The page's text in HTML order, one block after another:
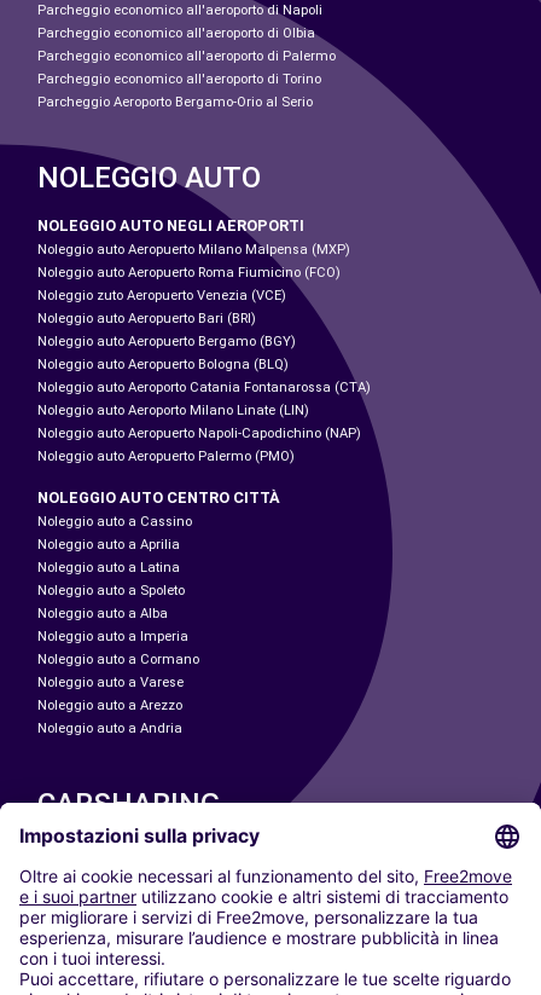
Parcheggio economico all'aeroporto di Napoli
Parcheggio economico all'aeroporto di Olbia
Parcheggio economico all'aeroporto di Palermo
Parcheggio economico all'aeroporto di Torino
Parcheggio Aeroporto Bergamo-Orio al Serio
NOLEGGIO AUTO
NOLEGGIO AUTO NEGLI AEROPORTI
Noleggio auto Aeropuerto Milano Malpensa (MXP)
Noleggio auto Aeropuerto Roma Fiumicino (FCO)
Noleggio zuto Aeropuerto Venezia (VCE)
Noleggio auto Aeropuerto Bari (BRI)
Noleggio auto Aeropuerto Bergamo (BGY)
Noleggio auto Aeropuerto Bologna (BLQ)
Noleggio auto Aeroporto Catania Fontanarossa (CTA)
Noleggio auto Aeroporto Milano Linate (LIN)
Noleggio auto Aeropuerto Napoli-Capodichino (NAP)
Noleggio auto Aeropuerto Palermo (PMO)
NOLEGGIO AUTO CENTRO CITTÀ
Noleggio auto a Cassino
Noleggio auto a Aprilia
Noleggio auto a Latina
Noleggio auto a Spoleto
Noleggio auto a Alba
Noleggio auto a Imperia
Noleggio auto a Cormano
Noleggio auto a Varese
Noleggio auto a Arezzo
Noleggio auto a Andria
CARSHARING
LE NOSTRE CITTÀ
Paris
Madrid
Washington DC
Milano
Roma
Torino